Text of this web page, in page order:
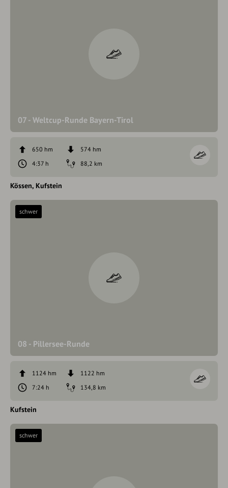
07 - Weltcup-Runde Bayern-Tirol
650 hm
574 hm
4:37 h
88,2 km
Kössen Kufstein
08 - Pillersee-Runde
schwer
1124 hm
1122 hm
7:24 h
134,8 km
Kufstein
schwer